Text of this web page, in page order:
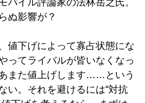
ぬ影響が？
値下げによって寡占状態にな
ってライバルが皆いなくなっ
また値上げします……という
い。それを避けるには“対抗